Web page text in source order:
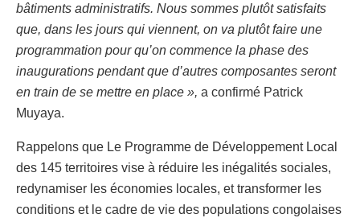
bâtiments administratifs. Nous sommes plutôt satisfaits
que, dans les jours qui viennent, on va plutôt faire une
programmation pour qu’on commence la phase des
inaugurations pendant que d’autres composantes seront
en train de se mettre en place », a confirmé Patrick
Muyaya.
Rappelons que Le Programme de Développement Local
des 145 territoires vise à réduire les inégalités sociales,
redynamiser les économies locales, et transformer les
conditions et le cadre de vie des populations congolaises